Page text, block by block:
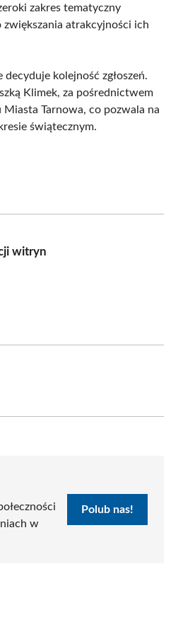
zakres tematyczny
atrakcyjności ich
kolejność zgłoszeń.
Klimek, za pośrednictwem
Tarnowa, co pozwala na
świątecznym.
witryn
w
Polub nas!